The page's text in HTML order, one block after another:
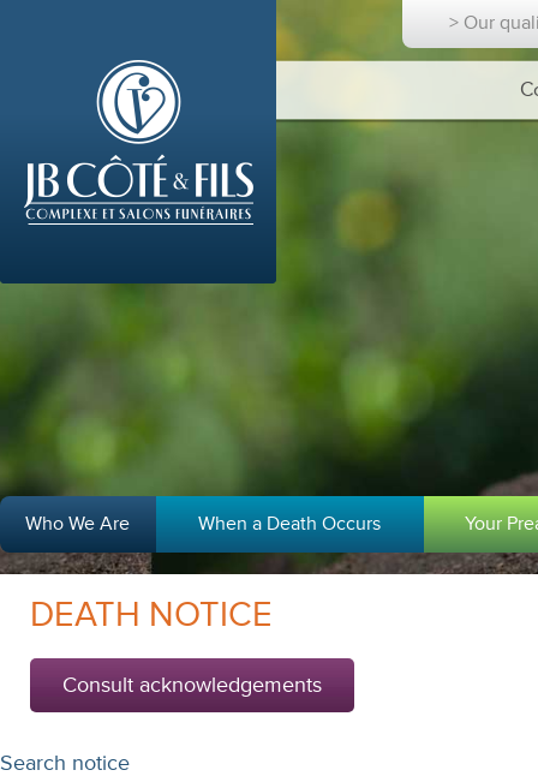
> Our
Who We Are When a Death Occurs Your
DEATH NOTICE
Consult acknowledgements
Search notice